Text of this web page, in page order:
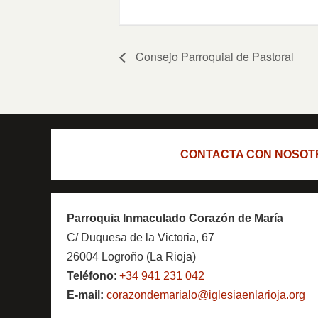
Consejo Parroquial de Pastoral
CONTACTA CON
Parroquia Inmaculado Corazón de María
C/ Duquesa de la Victoria, 67
26004 Logroño (La Rioja)
Teléfono: +34 941 231 042
E-mail: corazondemarialo@iglesiaenlarioja.org